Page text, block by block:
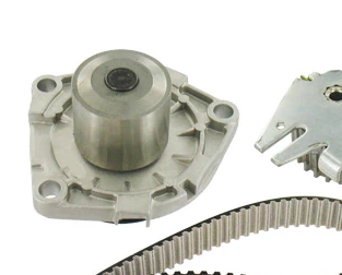
complementario/Información
complementaria
Correas
con perfil
redondeado
de dientes
Material rotor de la bomba
Plástico
Ancho de cinta
24 mm
Lista de piezas
Número
artículo
Cantidad